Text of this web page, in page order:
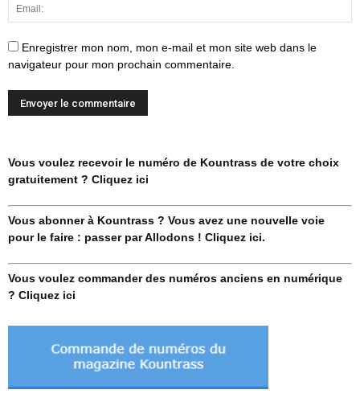
Enregistrer mon nom, mon e-mail et mon site web dans le
navigateur pour mon prochain commentaire.
Vous voulez recevoir le numéro de Kountrass de votre choix
gratuitement ? Cliquez ici
Vous abonner à Kountrass ? Vous avez une nouvelle voie
pour le faire : passer par Allodons ! Cliquez ici.
Vous voulez commander des numéros anciens en numérique
? Cliquez ici